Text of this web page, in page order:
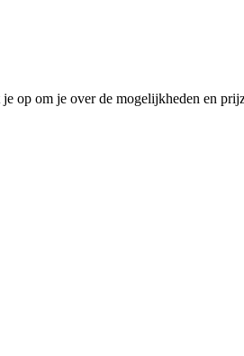
op om je over de mogelijkheden en